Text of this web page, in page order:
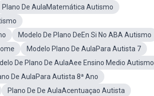
Plano De AulaMatemática Autismo
Modelo De Plano DeEn Si No ABA Autismo
Modelo Plano De AulaPara Autista 7
De Plano De AulaAee Ensino Medio Autismo
De AulaPara Autista 8ª Ano
Plano De De AulaAcentuaçao Autista